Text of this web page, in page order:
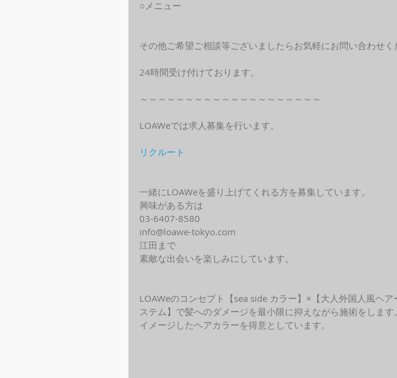
○メニュー
その他ご希望ご相談等ございましたらお気軽にお問い合わせく
24時間受け付けております。
～～～～～～～～～～～～～～～～～～～～
LOAWeでは求人募集を行います。
リクルート
一緒にLOAWeを盛り上げてくれる方を募集しています。
興味がある方は
03-6407-8580
info@loawe-tokyo.com
江田まで
素敵な出会いを楽しみにしています。
LOAWeのコンセプト【sea side カラー】×【大人外国人風ヘ
ステム】で髪へのダメージを最小限に抑えながら施術をしま
イメージしたヘアカラーを得意としています。